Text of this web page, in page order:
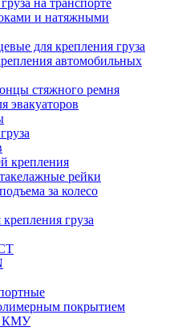
на транспорте
и натяжными
для крепления груза
автомобильных
стяжного ремня
эвакуаторов
крепления
рейки
за колесо
груза
покрытием
КМУ